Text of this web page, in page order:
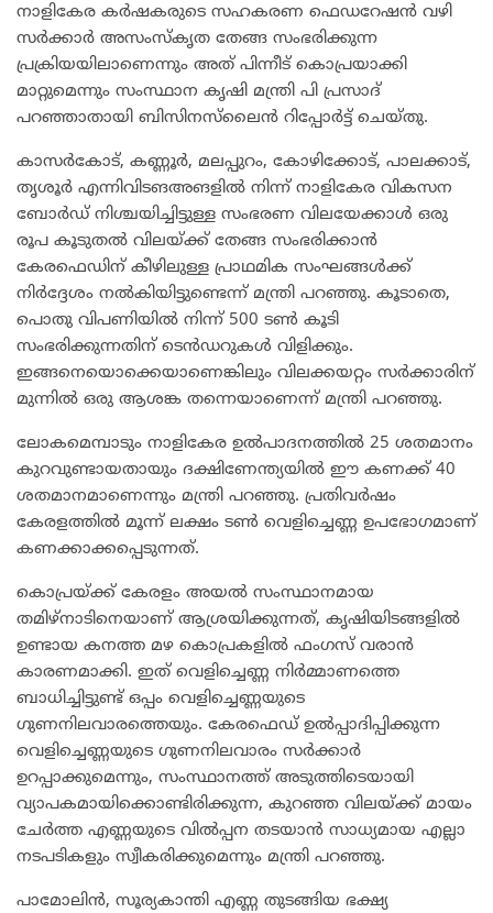
നാളികേര കർഷകരുടെ സഹകരണ ഫെഡറേഷൻ വഴി
സർക്കാർ അസംസ്‌കൃത തേങ്ങ സംഭരിക്കുന്ന
പ്രക്രിയയിലാണെന്നും അത് പിന്നീട് കൊപ്രയാക്കി
മാറ്റുമെന്നും സംസ്ഥാന കൃഷി മന്ത്രി പി പ്രസാദ്
പറഞ്ഞാതായി ബിസിനസ്‌ലൈൻ റിപ്പോർട്ട് ചെയ്തു.
കാസർകോട്, കണ്ണൂർ, മലപ്പുറം, കോഴിക്കോട്, പാലക്കാട്,
തൃശൂർ എന്നിവിടങഅങളിൽ നിന്ന് നാളികേര വികസന
ബോർഡ് നിശ്ചയിച്ചിട്ടുള്ള സംഭരണ ​​വിലയേക്കാൾ ഒരു
രൂപ കൂടുതൽ വിലയ്ക്ക് തേങ്ങ സംഭരിക്കാൻ
കേരഫെഡിന് കീഴിലുള്ള പ്രാഥമിക സംഘങ്ങൾക്ക്
നിർദ്ദേശം നൽകിയിട്ടുണ്ടെന്ന് മന്ത്രി പറഞ്ഞു. കൂടാതെ,
പൊതു വിപണിയിൽ നിന്ന് 500 ടൺ കൂടി
സംഭരിക്കുന്നതിന് ടെൻഡറുകൾ വിളിക്കും.
ഇങ്ങനെയൊക്കെയാണെങ്കിലും വിലക്കയറ്റം സർക്കാരിന്
മുന്നിൽ ഒരു ആശങ്ക തന്നെയാണെന്ന് മന്ത്രി പറഞ്ഞു.
ലോകമെമ്പാടും നാളികേര ഉൽപാദനത്തിൽ 25 ശതമാനം
കുറവുണ്ടായതായും ദക്ഷിണേന്ത്യയിൽ ഈ കണക്ക് 40
ശതമാനമാണെന്നും മന്ത്രി പറഞ്ഞു. പ്രതിവർഷം
കേരളത്തിൽ മൂന്ന് ലക്ഷം ടൺ വെളിച്ചെണ്ണ ഉപഭോഗമാണ്
കണക്കാക്കപ്പെടുന്നത്.
കൊപ്രയ്ക്ക് കേരളം അയൽ സംസ്ഥാനമായ
തമിഴ്‌നാടിനെയാണ് ആശ്രയിക്കുന്നത്, കൃഷിയിടങ്ങളിൽ
ഉണ്ടായ കനത്ത മഴ കൊപ്രകളിൽ ഫംഗസ് വരാൻ
കാരണമാക്കി. ഇത് വെളിച്ചെണ്ണ നിർമ്മാണത്തെ
ബാധിച്ചിട്ടുണ്ട് ഒപ്പം ​വെളിച്ചെണ്ണയുടെ ​
ഗുണനിലവാരത്തെയും. കേരഫെഡ് ഉൽപ്പാദിപ്പിക്കുന്ന
വെളിച്ചെണ്ണയുടെ ഗുണനിലവാരം സർക്കാർ
ഉറപ്പാക്കുമെന്നും, സംസ്ഥാനത്ത് അടുത്തിടെയായി
വ്യാപകമായിക്കൊണ്ടിരിക്കുന്ന, കുറഞ്ഞ വിലയ്ക്ക് മായം
ചേർത്ത എണ്ണയുടെ വിൽപ്പന തടയാൻ സാധ്യമായ എല്ലാ
നടപടികളും സ്വീകരിക്കുമെന്നും മന്ത്രി പറഞ്ഞു.
പാമോലിൻ, സൂര്യകാന്തി എണ്ണ തുടങ്ങിയ ഭക്ഷ്യ